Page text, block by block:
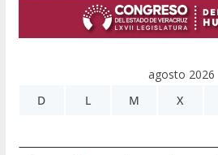
agosto 2026
D
L M X